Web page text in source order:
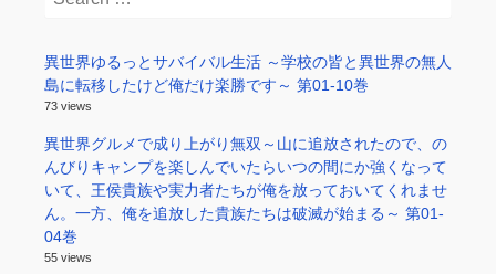
異世界ゆるっとサバイバル生活 ～学校の皆と異世界の無人
島に転移したけど俺だけ楽勝です～ 第01-10巻
73 views
異世界グルメで成り上がり無双～山に追放されたので、の
んびりキャンプを楽しんでいたらいつの間にか強くなって
いて、王侯貴族や実力者たちが俺を放っておいてくれませ
ん。一方、俺を追放した貴族たちは破滅が始まる～ 第01-
04巻
55 views